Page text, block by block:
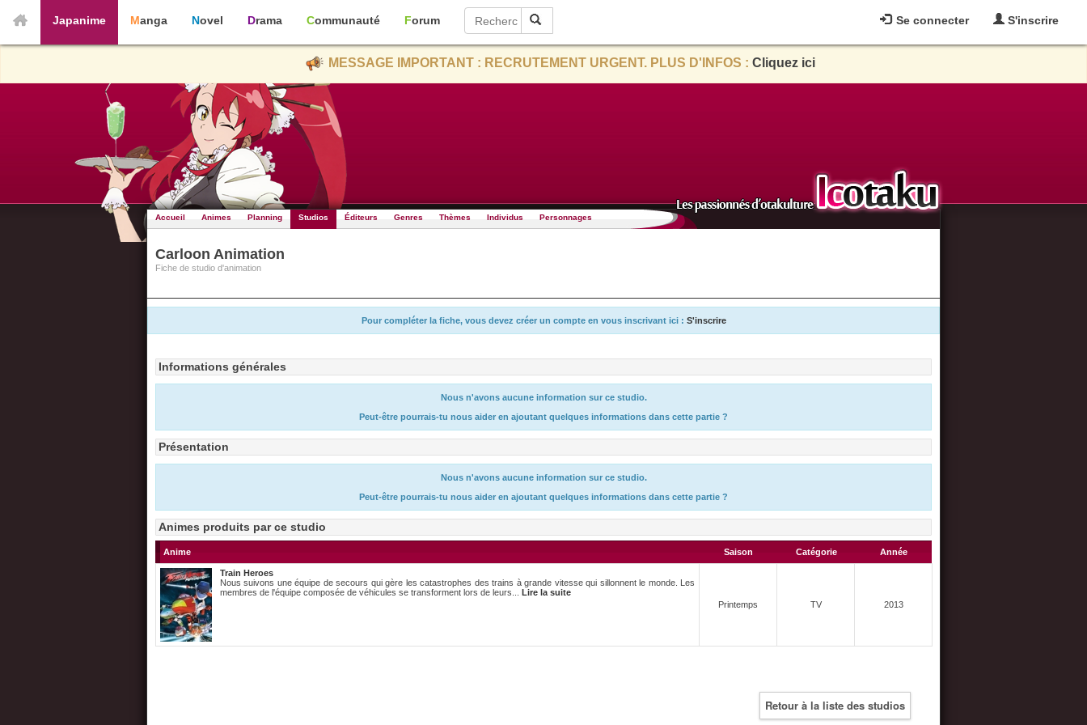
Se connecter S'inscrire
Japanime Manga Novel Drama Communauté Forum
MESSAGE IMPORTANT : RECRUTEMENT URGENT. PLUS D'INFOS : Cliquez ici
Accueil Animes Planning Studios Éditeurs Genres Thèmes Individus Personnages
Carloon Animation
Fiche de studio d'animation
Pour compléter la fiche, vous devez créer un compte en vous inscrivant ici : S'inscrire
Informations générales
Nous n'avons aucune information sur ce studio.
Peut-être pourrais-tu nous aider en ajoutant quelques informations dans cette partie ?
Présentation
Nous n'avons aucune information sur ce studio.
Peut-être pourrais-tu nous aider en ajoutant quelques informations dans cette partie ?
Animes produits par ce studio
Anime Saison Catégorie Année
Train Heroes
Nous suivons une équipe de secours qui gère les catastrophes des trains à grande vitesse qui sillonnent le monde. Les
membres de l'équipe composée de véhicules se transforment lors de leurs... Lire la suite
Printemps
TV 2013
Retour à la liste des studios